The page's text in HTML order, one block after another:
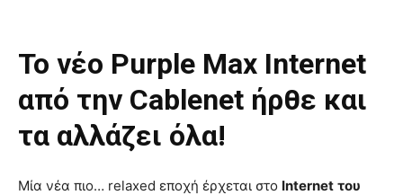
Το νέο Purple Max Internet
από την Cablenet ήρθε και
τα αλλάζει όλα!
Μία νέα πιο… relaxed εποχή έρχεται στο Internet του